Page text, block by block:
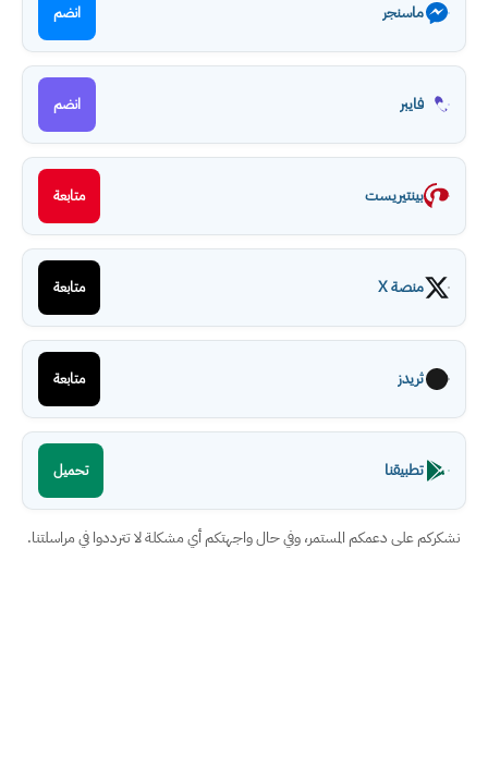
ماسنجر انضم
فايبر انضم
بينتيريست متابعة
منصة X متابعة
ثريدز متابعة
تطبيقنا تحميل
نشكركم على دعمكم المستمر، وفي حال واجهتكم أي مشكلة لا تترددوا في مراسلتنا.